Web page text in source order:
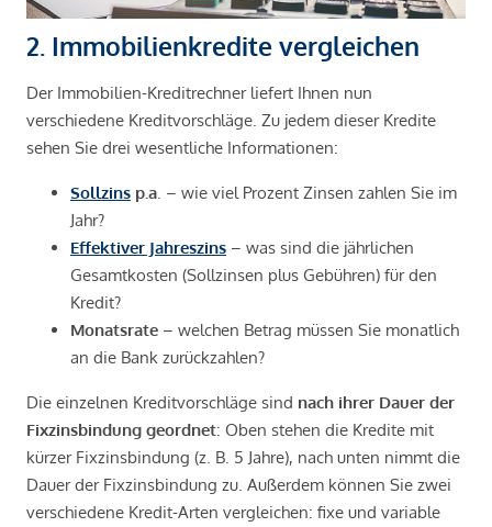
2. Immobilienkredite vergleichen
Der Immobilien-Kreditrechner liefert Ihnen nun
verschiedene Kreditvorschläge. Zu jedem dieser Kredite
sehen Sie drei wesentliche Informationen:
Sollzins p.a . – wie viel Prozent Zinsen zahlen Sie im
Jahr?
Effektiver Jahreszins – was sind die jährlichen
Gesamtkosten (Sollzinsen plus Gebühren) für den
Kredit?
Monatsrate – welchen Betrag müssen Sie monatlich
an die Bank zurückzahlen?
Die einzelnen Kreditvorschläge sind nach ihrer Dauer der
Fixzinsbindung geordnet: Oben stehen die Kredite mit
kürzer Fixzinsbindung (z. B. 5 Jahre), nach unten nimmt die
Dauer der Fixzinsbindung zu. Außerdem können Sie zwei
verschiedene Kredit-Arten vergleichen: fixe und variable